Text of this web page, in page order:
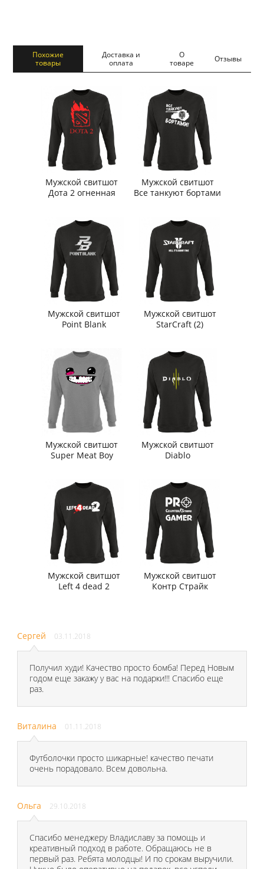
Похожие
товары
Доставка и
оплата
О
товаре
Отзывы
Мужской свитшот
Дота 2 огненная
Мужской свитшот
Все танкуют бортами
Мужской свитшот
Point Blank
Мужской свитшот
StarCraft (2)
Мужской свитшот
Super Meat Boy
Мужской свитшот
Diablo
Мужской свитшот
Left 4 dead 2
Мужской свитшот
Контр Страйк
Сергей 03.11.2018
Получил худи! Качество просто бомба! Перед Новым
годом еще закажу у вас на подарки!!! Спасибо еще
раз.
Виталина 01.11.2018
Футболочки просто шикарные! качество печати
очень порадовало. Всем довольна.
Ольга 29.10.2018
Спасибо менеджеру Владиславу за помощь и
креативный подход в работе. Обращаюсь не в
первый раз. Ребята молодцы! И по срокам выручили.